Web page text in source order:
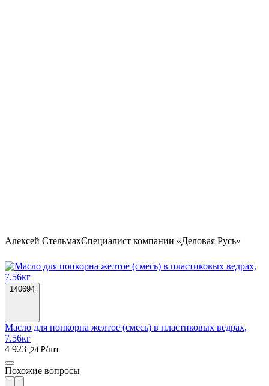
Алексей СтельмахСпециалист компании «Деловая Русь»
140694
Масло для попкорна желтое (смесь) в пластиковых ведрах,
7.56кг
4 923 ,24 ₽/шт
Похожие вопросы